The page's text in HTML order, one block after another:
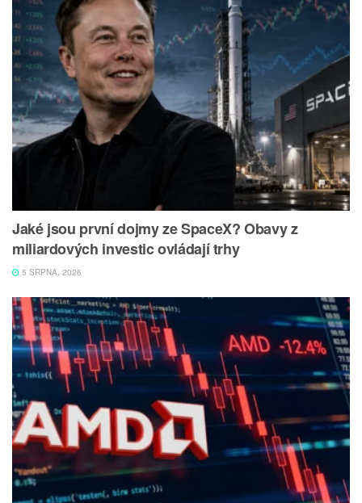
Jaké jsou první dojmy ze SpaceX? Obavy z
miliardových investic ovládají trhy
5 SRPNA, 2026